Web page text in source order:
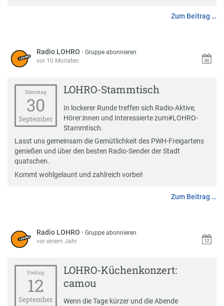
Zum Beitrag …
Radio LOHRO ·Gruppe abonnieren
vor 10 Monaten
Dienstag
30
September
LOHRO-Stammtisch
In lockerer Runde treffen sich Radio-Aktive,
Hörer:innen und Interessierte zum#LOHRO-
Stammtisch.
Lasst uns gemeinsam die Gemütlichkeit des PWH-Freigartens
genießen und über den besten Radio-Sender der Stadt
quatschen.
Kommt wohlgelaunt und zahlreich vorbei!
Zum Beitrag …
Radio LOHRO ·Gruppe abonnieren
vor einem Jahr
Freitag
12
September
LOHRO-Küchenkonzert:
camou
Wenn die Tage kürzer und die Abende